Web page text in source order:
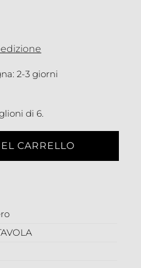
2-3 giorni
di 6.
CARRELLO